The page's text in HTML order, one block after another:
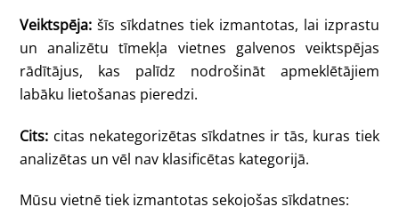
Veiktspēja: šīs sīkdatnes tiek izmantotas, lai izprastu
un analizētu tīmekļa vietnes galvenos veiktspējas
rādītājus, kas palīdz nodrošināt apmeklētājiem
labāku lietošanas pieredzi.
Cits: citas nekategorizētas sīkdatnes ir tās, kuras tiek
analizētas un vēl nav klasificētas kategorijā.
Mūsu vietnē tiek izmantotas sekojošas sīkdatnes: